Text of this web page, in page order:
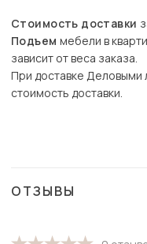
Стоимость доставки
Подъем мебели в
зависит от веса заказа.
При доставке Деловыми
стоимость доставки.
ОТЗЫВЫ